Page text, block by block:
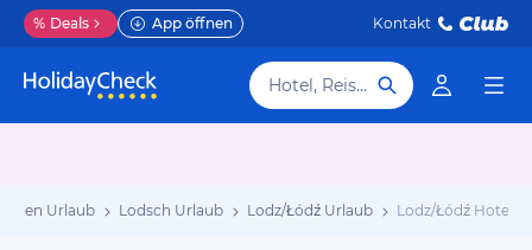
% Deals App öffnen Kontakt
Hotel, Reiseziel
Polen Urlaub Lodsch Urlaub Lodz/Łódź Urlaub Lodz/Łódź Hotels